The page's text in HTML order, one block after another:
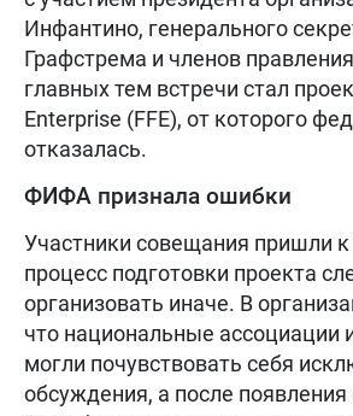
Инфантино, генерального
Графстрема и членов
главных тем встречи стал
Enterprise (FFE), от которого
отказалась.
ФИФА признала ошибки
Участники совещания пришли
процесс подготовки проекта
организовать иначе. В
что национальные
могли почувствовать себя
обсуждения, а после